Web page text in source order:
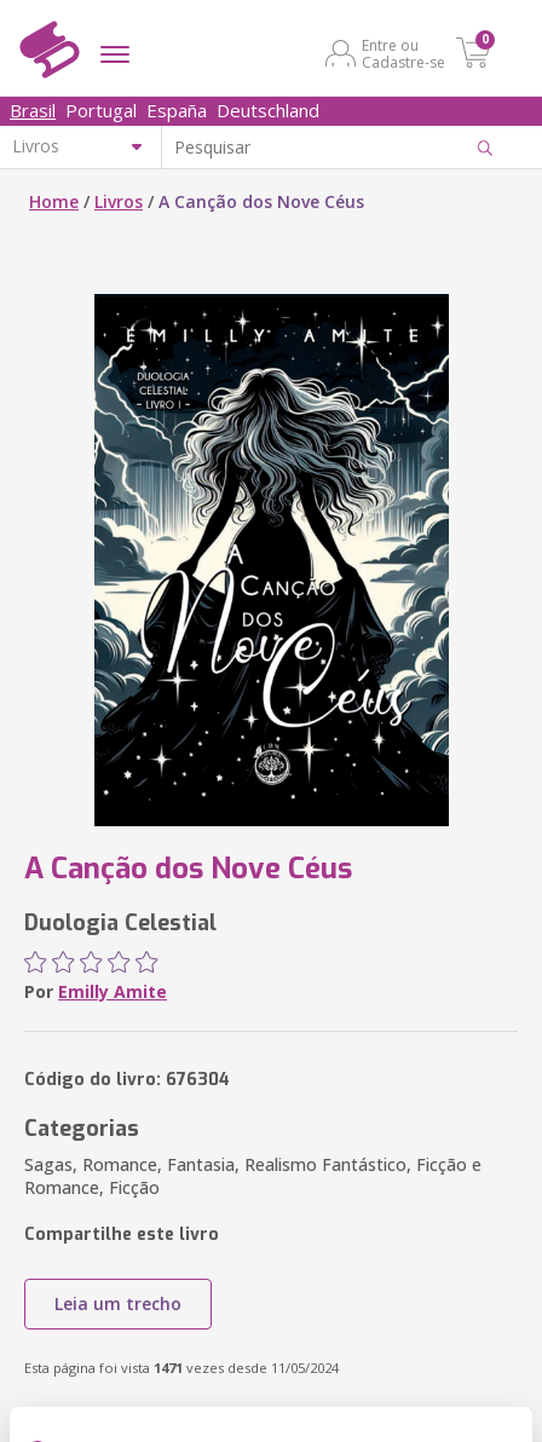
Entre ou
Cadastre-se
0
Brasil Portugal España Deutschland
Home / Livros /A Canção dos Nove Céus
A Canção dos Nove Céus
Duologia Celestial
Por Emilly Amite
Código do livro: 676304
Categorias
Sagas, Romance, Fantasia, Realismo Fantástico, Ficção e
Romance, Ficção
Compartilhe este livro
Leia um trecho
Esta página foi vista 1471 vezes desde 11/05/2024